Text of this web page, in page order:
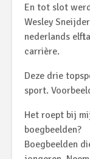
En tot slot
Wesley
nederlands
carrière.
Deze drie
sport.
Het roept bij
boegbeelden?
Boegbeelden